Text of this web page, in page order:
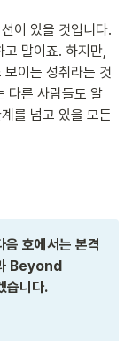
이 있을 것입니다.
말이죠. 하지만,
이는 성취라는 것
다른 사람들도 알
를 넘고 있을 모든
호에서는 본격
Beyond
습니다.